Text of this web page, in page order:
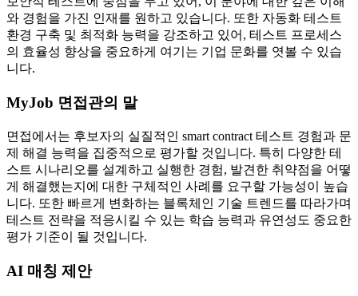
와 경험을 가진 인재를 원하고 있습니다. 또한 자동화 테스트
환경 구축 및 최적화 능력을 강조하고 있어, 테스트 프로세스
의 효율성 향상을 중요하게 여기는 기업 문화를 엿볼 수 있습
니다.
MyJob 면접관의 말
면접에서는 후보자의 실질적인 smart contract 테스트 경험과 문
제 해결 능력을 집중적으로 평가할 것입니다. 특히 다양한 테
스트 시나리오를 설계하고 실행한 경험, 발견한 취약점을 어떻
게 해결했는지에 대한 구체적인 사례를 요구할 가능성이 높습
니다. 또한 빠르게 변화하는 블록체인 기술 트렌드를 따라가며
테스트 전략을 적응시킬 수 있는 학습 능력과 유연성도 중요한
평가 기준이 될 것입니다.
AI 매칭 제안